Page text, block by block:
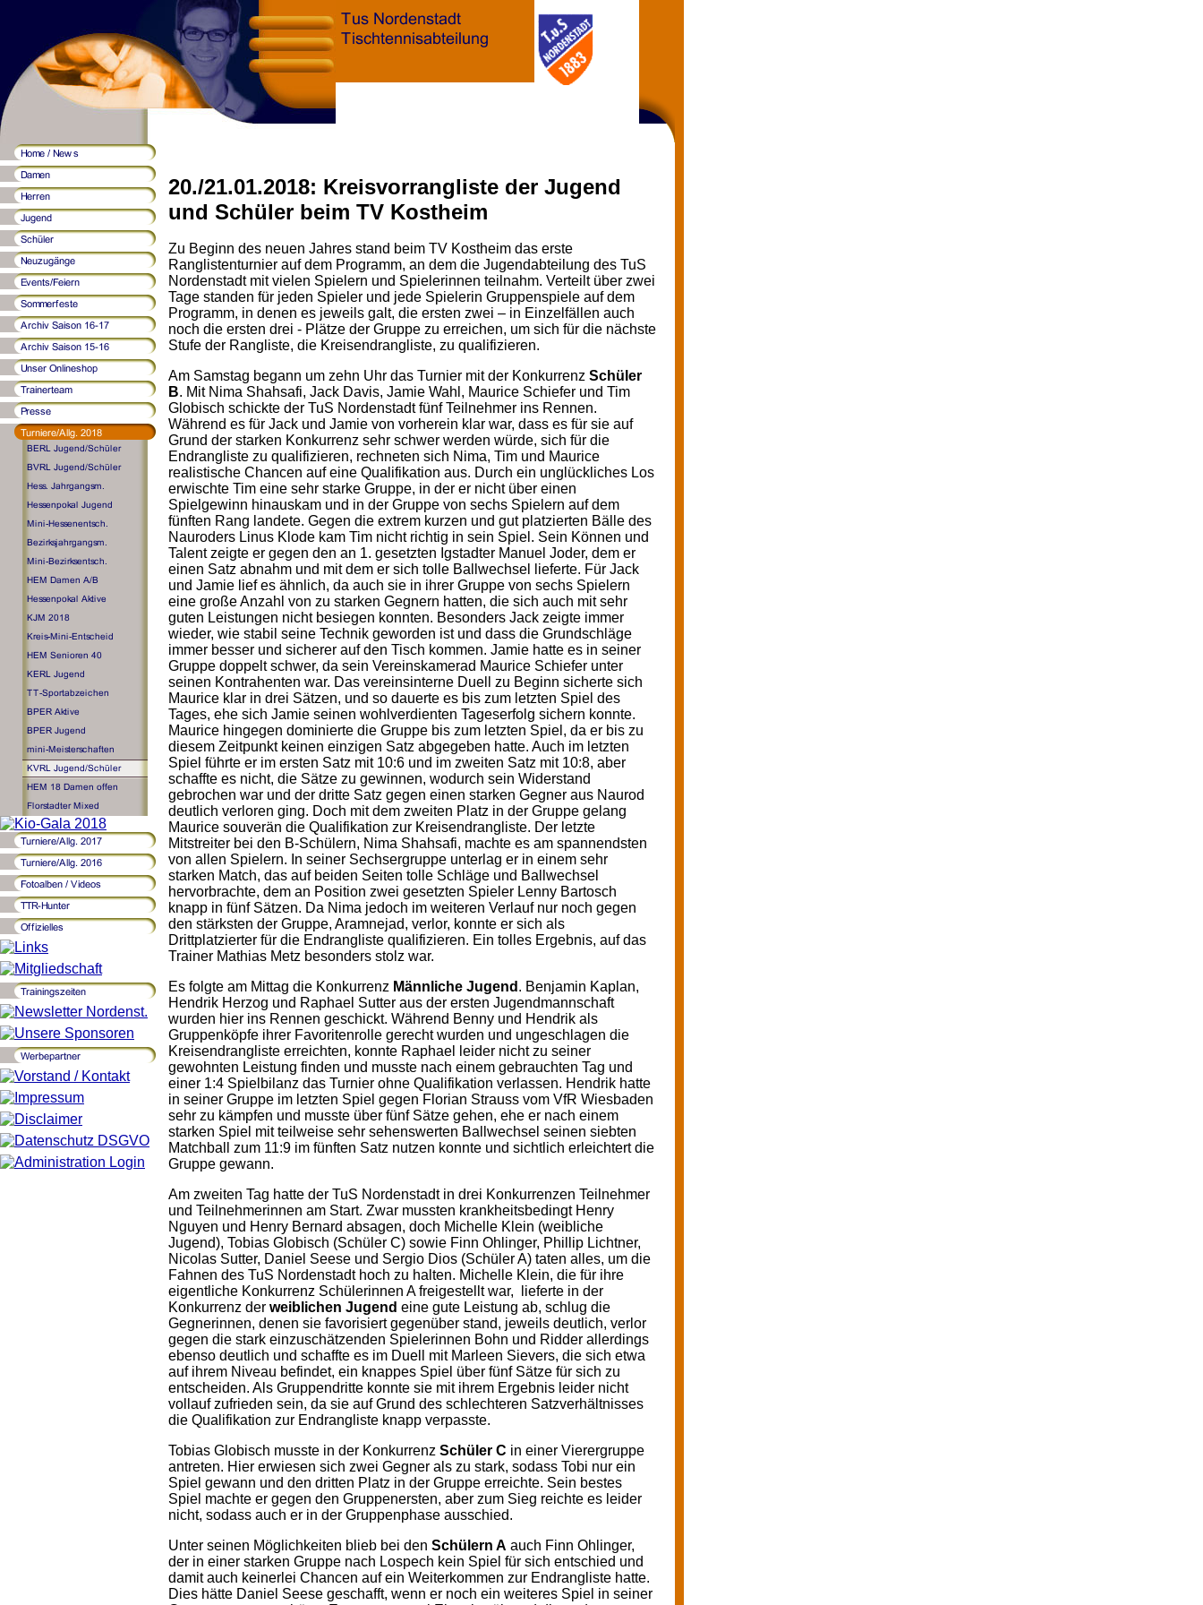
20./21.01.2018: Kreisvorrangliste der Jugend
und Schüler beim TV Kostheim
Zu Beginn des neuen Jahres stand beim TV Kostheim das erste
Ranglistenturnier auf dem Programm, an dem die Jugendabteilung des TuS
Nordenstadt mit vielen Spielern und Spielerinnen teilnahm. Verteilt über zwei
Tage standen für jeden Spieler und jede Spielerin Gruppenspiele auf dem
Programm, in denen es jeweils galt, die ersten zwei – in Einzelfällen auch
noch die ersten drei - Plätze der Gruppe zu erreichen, um sich für die nächste
Stufe der Rangliste, die Kreisendrangliste, zu qualifizieren.
Am Samstag begann um zehn Uhr das Turnier mit der Konkurrenz Schüler
B. Mit Nima Shahsafi, Jack Davis, Jamie Wahl, Maurice Schiefer und Tim
Globisch schickte der TuS Nordenstadt fünf Teilnehmer ins Rennen.
Während es für Jack und Jamie von vorherein klar war, dass es für sie auf
Grund der starken Konkurrenz sehr schwer werden würde, sich für die
Endrangliste zu qualifizieren, rechneten sich Nima, Tim und Maurice
realistische Chancen auf eine Qualifikation aus. Durch ein unglückliches Los
erwischte Tim eine sehr starke Gruppe, in der er nicht über einen
Spielgewinn hinauskam und in der Gruppe von sechs Spielern auf dem
fünften Rang landete. Gegen die extrem kurzen und gut platzierten Bälle des
Nauroders Linus Klode kam Tim nicht richtig in sein Spiel. Sein Können und
Talent zeigte er gegen den an 1. gesetzten Igstadter Manuel Joder, dem er
einen Satz abnahm und mit dem er sich tolle Ballwechsel lieferte. Für Jack
und Jamie lief es ähnlich, da auch sie in ihrer Gruppe von sechs Spielern
eine große Anzahl von zu starken Gegnern hatten, die sich auch mit sehr
guten Leistungen nicht besiegen konnten. Besonders Jack zeigte immer
wieder, wie stabil seine Technik geworden ist und dass die Grundschläge
immer besser und sicherer auf den Tisch kommen. Jamie hatte es in seiner
Gruppe doppelt schwer, da sein Vereinskamerad Maurice Schiefer unter
seinen Kontrahenten war. Das vereinsinterne Duell zu Beginn sicherte sich
Maurice klar in drei Sätzen, und so dauerte es bis zum letzten Spiel des
Tages, ehe sich Jamie seinen wohlverdienten Tageserfolg sichern konnte.
Maurice hingegen dominierte die Gruppe bis zum letzten Spiel, da er bis zu
diesem Zeitpunkt keinen einzigen Satz abgegeben hatte. Auch im letzten
Spiel führte er im ersten Satz mit 10:6 und im zweiten Satz mit 10:8, aber
schaffte es nicht, die Sätze zu gewinnen, wodurch sein Widerstand
gebrochen war und der dritte Satz gegen einen starken Gegner aus Naurod
deutlich verloren ging. Doch mit dem zweiten Platz in der Gruppe gelang
Maurice souverän die Qualifikation zur Kreisendrangliste. Der letzte
Mitstreiter bei den B-Schülern, Nima Shahsafi, machte es am spannendsten
von allen Spielern. In seiner Sechsergruppe unterlag er in einem sehr
starken Match, das auf beiden Seiten tolle Schläge und Ballwechsel
hervorbrachte, dem an Position zwei gesetzten Spieler Lenny Bartosch
knapp in fünf Sätzen. Da Nima jedoch im weiteren Verlauf nur noch gegen
den stärksten der Gruppe, Aramnejad, verlor, konnte er sich als
Drittplatzierter für die Endrangliste qualifizieren. Ein tolles Ergebnis, auf das
Trainer Mathias Metz besonders stolz war.
Es folgte am Mittag die Konkurrenz Männliche Jugend . Benjamin Kaplan,
Hendrik Herzog und Raphael Sutter aus der ersten Jugendmannschaft
wurden hier ins Rennen geschickt. Während Benny und Hendrik als
Gruppenköpfe ihrer Favoritenrolle gerecht wurden und ungeschlagen die
Kreisendrangliste erreichten, konnte Raphael leider nicht zu seiner
gewohnten Leistung finden und musste nach einem gebrauchten Tag und
einer 1:4 Spielbilanz das Turnier ohne Qualifikation verlassen. Hendrik hatte
in seiner Gruppe im letzten Spiel gegen Florian Strauss vom VfR Wiesbaden
sehr zu kämpfen und musste über fünf Sätze gehen, ehe er nach einem
starken Spiel mit teilweise sehr sehenswerten Ballwechsel seinen siebten
Matchball zum 11:9 im fünften Satz nutzen konnte und sichtlich erleichtert die
Gruppe gewann.
Am zweiten Tag hatte der TuS Nordenstadt in drei Konkurrenzen Teilnehmer
und Teilnehmerinnen am Start. Zwar mussten krankheitsbedingt Henry
Nguyen und Henry Bernard absagen, doch Michelle Klein (weibliche
Jugend), Tobias Globisch (Schüler C) sowie Finn Ohlinger, Phillip Lichtner,
Nicolas Sutter, Daniel Seese und Sergio Dios (Schüler A) taten alles, um die
Fahnen des TuS Nordenstadt hoch zu halten. Michelle Klein, die für ihre
eigentliche Konkurrenz Schülerinnen A freigestellt war, lieferte in der
Konkurrenz der weiblichen Jugend eine gute Leistung ab, schlug die
Gegnerinnen, denen sie favorisiert gegenüber stand, jeweils deutlich, verlor
gegen die stark einzuschätzenden Spielerinnen Bohn und Ridder allerdings
ebenso deutlich und schaffte es im Duell mit Marleen Sievers, die sich etwa
auf ihrem Niveau befindet, ein knappes Spiel über fünf Sätze für sich zu
entscheiden. Als Gruppendritte konnte sie mit ihrem Ergebnis leider nicht
vollauf zufrieden sein, da sie auf Grund des schlechteren Satzverhältnisses
die Qualifikation zur Endrangliste knapp verpasste.
Tobias Globisch musste in der Konkurrenz Schüler C in einer Vierergruppe
antreten. Hier erwiesen sich zwei Gegner als zu stark, sodass Tobi nur ein
Spiel gewann und den dritten Platz in der Gruppe erreichte. Sein bestes
Spiel machte er gegen den Gruppenersten, aber zum Sieg reichte es leider
nicht, sodass auch er in der Gruppenphase ausschied.
Unter seinen Möglichkeiten blieb bei den Schülern A auch Finn Ohlinger,
der in einer starken Gruppe nach Lospech kein Spiel für sich entschied und
damit auch keinerlei Chancen auf ein Weiterkommen zur Endrangliste hatte.
Dies hätte Daniel Seese geschafft, wenn er noch ein weiteres Spiel in seiner